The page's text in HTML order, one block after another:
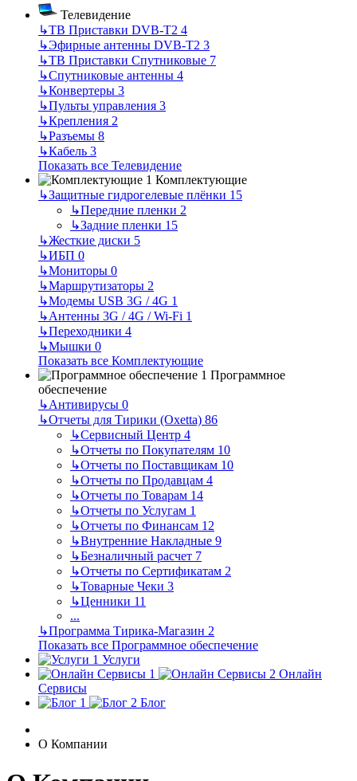
Телевидение
↳ТВ Приставки DVB-T2 4
↳Эфирные антенны DVB-T2 3
↳ТВ Приставки Спутниковые 7
↳Спутниковые антенны 4
↳Конвертеры 3
↳Пульты управления 3
↳Крепления 2
↳Разъемы 8
↳Кабель 3
Показать все Телевидение
Комплектующие
↳Защитные гидрогелевые плёнки 15
↳Передние пленки 2
↳Задние пленки 15
↳Жесткие диски 5
↳ИБП 0
↳Мониторы 0
↳Маршрутизаторы 2
↳Модемы USB 3G / 4G 1
↳Антенны 3G / 4G / Wi-Fi 1
↳Переходники 4
↳Мышки 0
Показать все Комплектующие
Программное
обеспечение
↳Антивирусы 0
↳Отчеты для Тирики (Oxetta) 86
↳Сервисный Центр 4
↳Отчеты по Покупателям 10
↳Отчеты по Поставщикам 10
↳Отчеты по Продавцам 4
↳Отчеты по Товарам 14
↳Отчеты по Услугам 1
↳Отчеты по Финансам 12
↳Внутренние Накладные 9
↳Безналичный расчет 7
↳Отчеты по Сертификатам 2
↳Товарные Чеки 3
↳Ценники 11
...
↳Программа Тирика-Магазин 2
Показать все Программное обеспечение
Услуги
Онлайн
Сервисы
Блог
О Компании